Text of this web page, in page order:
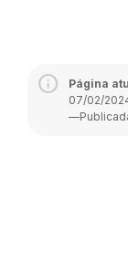
Página
07/02/
—